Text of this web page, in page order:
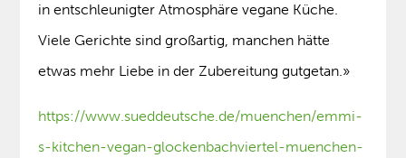
in entschleunigter Atmosphäre vegane Küche.
Viele Gerichte sind großartig, manchen hätte
etwas mehr Liebe in der Zubereitung gutgetan.»
https://www.sueddeutsche.de/muenchen/emmi-
s-kitchen-vegan-glockenbachviertel-muenchen-